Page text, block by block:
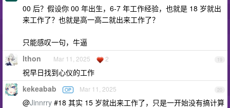
00 后？假设你 00 年出生，6-7 年工作经验，也就是 18 岁就出
来工作了？也就是高一高二就出来工作了？
只能感叹一句，牛逼
19
lthon Mar 11, 2025 2
祝早日找到心仪的工作
20
kekeabab OP Mar 11, 2025
@Jinnrry #18 其实 15 岁就出来工作了，只是一开始没有搞计算